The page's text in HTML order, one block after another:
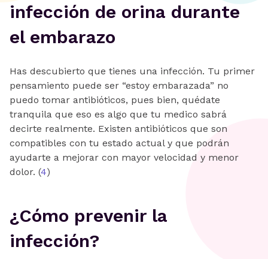
infección de orina durante
el embarazo
Has descubierto que tienes una infección. Tu primer
pensamiento puede ser “estoy embarazada” no
puedo tomar antibióticos, pues bien, quédate
tranquila que eso es algo que tu medico sabrá
decirte realmente. Existen antibióticos que son
compatibles con tu estado actual y que podrán
ayudarte a mejorar con mayor velocidad y menor
dolor. (4)
¿Cómo prevenir la
infección?